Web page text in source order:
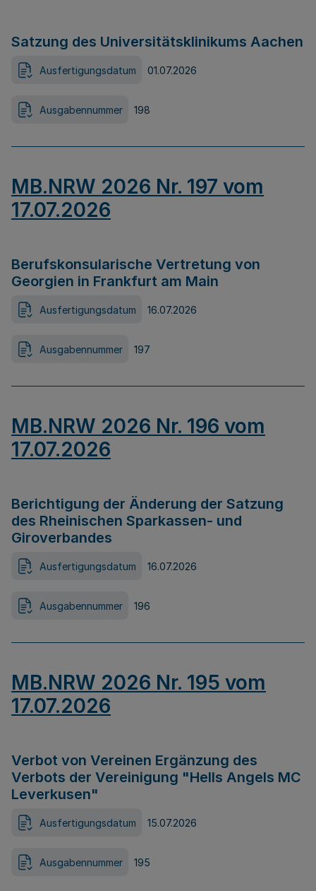
Satzung des Universitätsklinikums Aachen
Ausfertigungsdatum 01.07.2026
Ausgabennummer 198
MB.NRW 2026 Nr. 197 vom
17.07.2026
Berufskonsularische Vertretung von
Georgien in Frankfurt am Main
Ausfertigungsdatum 16.07.2026
Ausgabennummer 197
MB.NRW 2026 Nr. 196 vom
17.07.2026
Berichtigung der Änderung der Satzung
des Rheinischen Sparkassen- und
Giroverbandes
Ausfertigungsdatum 16.07.2026
Ausgabennummer 196
MB.NRW 2026 Nr. 195 vom
17.07.2026
Verbot von Vereinen Ergänzung des
Verbots der Vereinigung "Hells Angels MC
Leverkusen"
Ausfertigungsdatum 15.07.2026
Ausgabennummer 195